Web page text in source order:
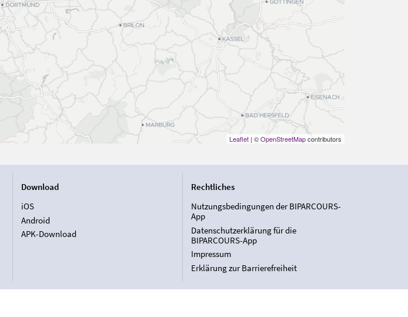
Leaflet| ©OpenStreetMapcontributors
Download
iOS
Android
APK-Download
Rechtliches
Nutzungsbedingungen der BIPARCOURS-
App
Datenschutzerklärung für die
BIPARCOURS-App
Impressum
Erklärung zur Barrierefreiheit